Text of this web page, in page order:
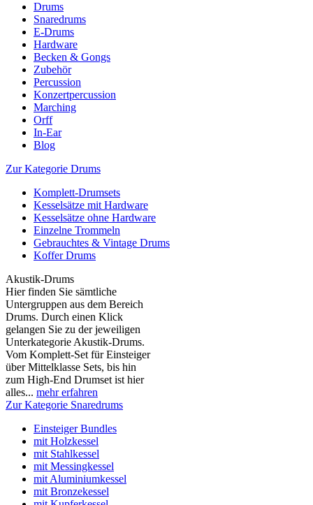
Drums
Snaredrums
E-Drums
Hardware
Becken & Gongs
Zubehör
Percussion
Konzertpercussion
Marching
Orff
In-Ear
Blog
Zur Kategorie Drums
Komplett-Drumsets
Kesselsätze mit Hardware
Kesselsätze ohne Hardware
Einzelne Trommeln
Gebrauchtes & Vintage Drums
Koffer Drums
Akustik-Drums
Hier finden Sie sämtliche
Untergruppen aus dem Bereich
Drums. Durch einen Klick
gelangen Sie zu der jeweiligen
Unterkategorie Akustik-Drums.
Vom Komplett-Set für Einsteiger
über Mittelklasse Sets, bis hin
zum High-End Drumset ist hier
alles... mehr erfahren
Zur Kategorie Snaredrums
Einsteiger Bundles
mit Holzkessel
mit Stahlkessel
mit Messingkessel
mit Aluminiumkessel
mit Bronzekessel